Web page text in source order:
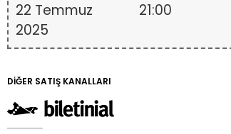
22 Temmuz
2025
21:00
DİĞER SATIŞ KANALLARI